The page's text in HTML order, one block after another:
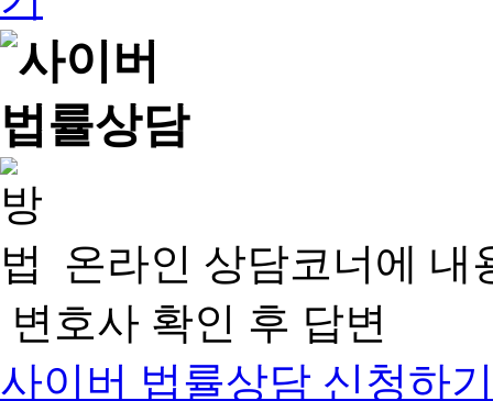
온라인 상담코너에 내
변호사 확인 후 답변
사이버 법률상담 신청하기